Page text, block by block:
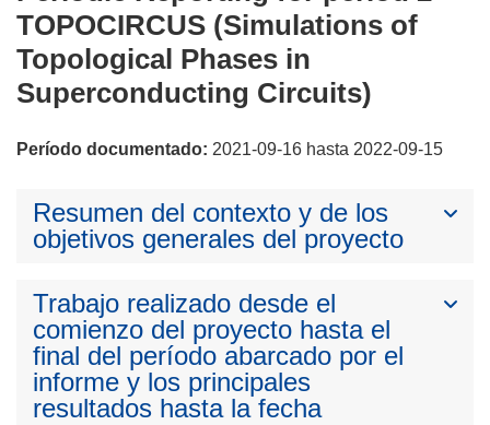
TOPOCIRCUS (Simulations of
Topological Phases in
Superconducting Circuits)
Período documentado: 2021-09-16 hasta 2022-09-15
Resumen del contexto y de los
objetivos generales del proyecto
Trabajo realizado desde el
comienzo del proyecto hasta el
final del período abarcado por el
informe y los principales
resultados hasta la fecha